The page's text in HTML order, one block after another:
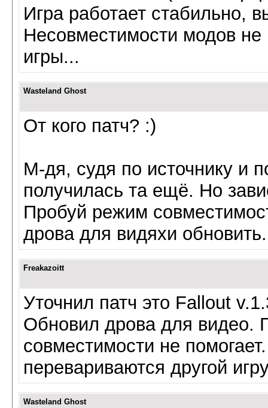
Игра работает стабильно,
Несовместимости модов
игры...
Wasteland Ghost
От кого патч? :)
М-дя, судя по источнику и
получилась та ещё. Но
Пробуй режим
дрова для видяхи обновить.
Freakazoitt
Уточнил патч это Fallout
Обновил дрова для видео.
совместимости не
перевариваются другой
Wasteland Ghost